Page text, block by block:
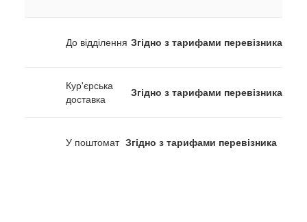
До відділення Згідно з тарифами перевізника
Кур'єрська
доставка
Згідно з тарифами перевізника
У поштомат Згідно з тарифами перевізника